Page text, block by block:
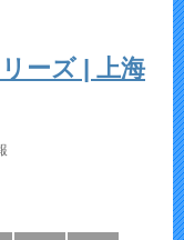
ーズ | 上海